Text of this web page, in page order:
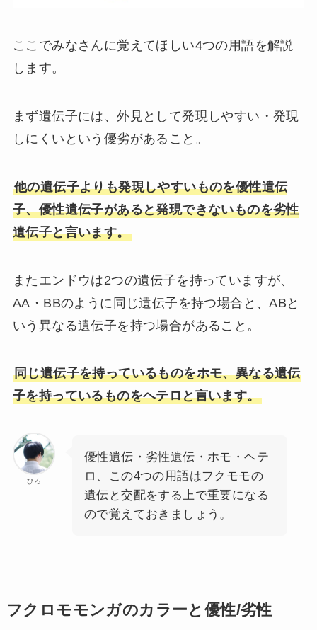
ここでみなさんに覚えてほしい4つの用語を解説
します。
まず遺伝子には、外見として発現しやすい・発現
しにくいという優劣があること。
他の遺伝子よりも発現しやすいものを優性遺伝
子、優性遺伝子があると発現できないものを劣性
遺伝子と言います。
またエンドウは2つの遺伝子を持っていますが、
AA・BBのように同じ遺伝子を持つ場合と、ABと
いう異なる遺伝子を持つ場合があること。
同じ遺伝子を持っているものをホモ、異なる遺伝
子を持っているものをヘテロと言います。
ひろ
優性遺伝・劣性遺伝・ホモ・ヘテ
ロ、この4つの用語はフクモモの
遺伝と交配をする上で重要になる
ので覚えておきましょう。
フクロモモンガのカラーと優性/劣性